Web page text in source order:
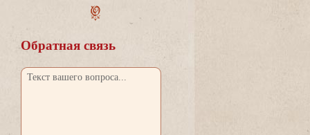
Обратная связь